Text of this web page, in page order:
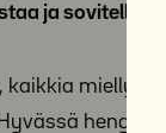
ja sovitella
kaikkia